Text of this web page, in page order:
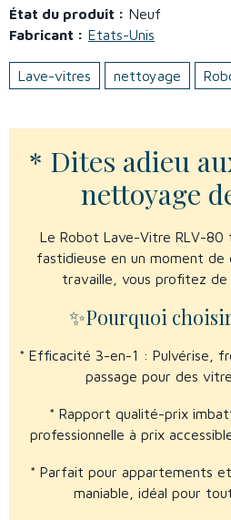
État du produit : Neuf
Fabricant : Etats-Unis
Lave-vitres nettoyage
* Dites adieu
nettoyage
Le Robot Lave-Vitre RLV-80
fastidieuse en un moment
travaille, vous profitez de
✨Pourquoi
* Efficacité 3-en-1 : Pulvérise,
passage pour des
* Rapport qualité-prix
professionnelle à prix
* Parfait pour appartements
maniable, idéal pour